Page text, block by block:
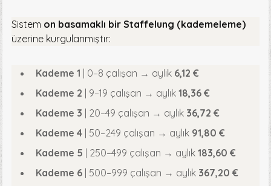
Sistem on basamaklı bir Staffelung (kademeleme)
üzerine kurgulanmıştır:
Kademe 1 | 0–8 çalışan → aylık 6,12 €
Kademe 2 | 9–19 çalışan → aylık18,36 €
Kademe 3 | 20–49 çalışan → aylık 36,72 €
Kademe 4 | 50–249 çalışan → aylık 91,80 €
Kademe 5 | 250–499 çalışan → aylık183,60 €
Kademe 6 | 500–999 çalışan → aylık 367,20 €